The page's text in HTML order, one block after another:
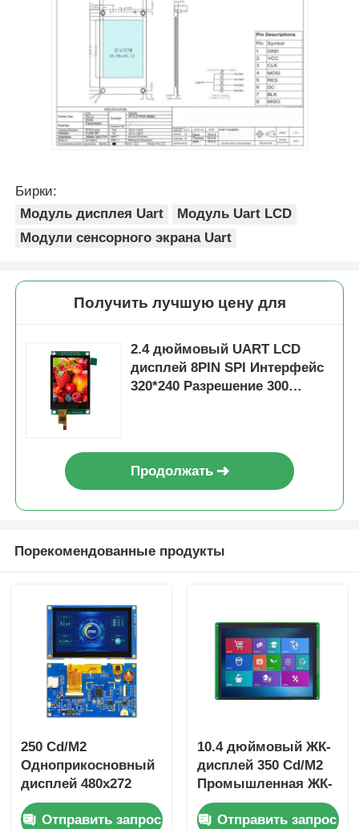
Бирки:
Модуль дисплея Uart
Модуль Uart LCD
Модули сенсорного экрана Uart
Получить лучшую цену для
2.4 дюймовый UART LCD
дисплей 8PIN SPI Интерфейс
320*240 Разрешение 300
Продолжать
Порекомендованные продукты
250 Cd/M2
Одноприкосновный
дисплей 480x272
Модули сенсорного
экрана 4,3
Отправить запрос
10.4 дюймовый ЖК-
дисплей 350 Cd/M2
Промышленная ЖК-
панель 800X600 RGB
интерфейс
Отправить запрос